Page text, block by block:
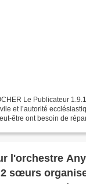
Le Publicateur
et l’autorité
être ont besoin de
l'orchestre
sœurs